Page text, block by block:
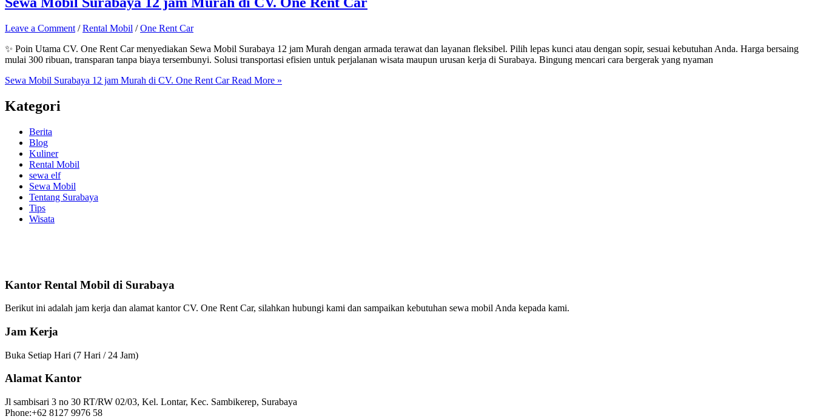
Leave a Comment /Rental Mobil /One Rent Car
✨ Poin Utama CV. One Rent Car menyediakan Sewa Mobil Surabaya 12 jam Murah dengan armada terawat dan layanan fleksibel. Pilih lepas kunci atau dengan sopir, sesuai kebutuhan Anda. Harga bersaing
mulai 300 ribuan, transparan tanpa biaya tersembunyi. Solusi transportasi efisien untuk perjalanan wisata maupun urusan kerja di Surabaya. Bingung mencari cara bergerak yang nyaman
Sewa Mobil Surabaya 12 jam Murah di CV. One Rent CarRead More »
Kategori
Berita
Blog
Kuliner
Rental Mobil
sewa elf
Sewa Mobil
Tentang Surabaya
Tips
Wisata
Kantor Rental Mobil di Surabaya
Berikut ini adalah jam kerja dan alamat kantor CV. One Rent Car, silahkan hubungi kami dan sampaikan kebutuhan sewa mobil Anda kepada kami.
Jam Kerja
Buka Setiap Hari (7 Hari / 24 Jam)
Alamat Kantor
Jl sambisari 3 no 30 RT/RW 02/03, Kel. Lontar, Kec. Sambikerep, Surabaya
Phone:+62 8127 9976 58